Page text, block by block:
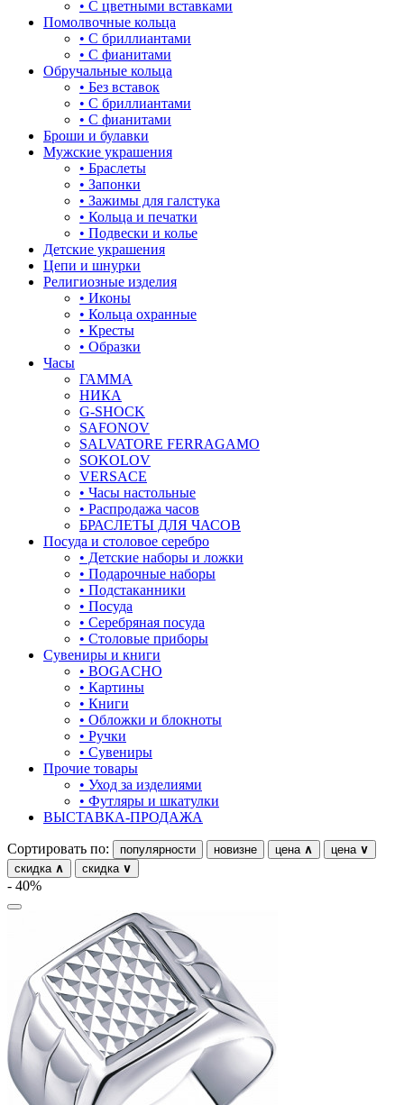
капля
квадрат (куб)
клевер
корона
кошки
круг (шар)
крылья и перья
листья
ловец снов
лошадки и единороги
лягушки
медведь
музыка
мышки
обереги
один камень
под гравировку
подкова
предметы
прямоугольник
птицы
ремни
ромб
самолёт
сердце
слова
слоны
собаки
• С цветными вставками
Помолвочные кольца
• С бриллиантами
• С фианитами
Обручальные кольца
• Без вставок
• С бриллиантами
• С фианитами
Броши и булавки
Мужские украшения
• Браслеты
• Запонки
• Зажимы для галстука
• Кольца и печатки
• Подвески и колье
Детские украшения
Цепи и шнурки
Религиозные изделия
• Иконы
• Кольца охранные
• Кресты
• Образки
Часы
ГАММА
НИКА
G-SHOCK
SAFONOV
SALVATORE FERRAGAMO
SOKOLOV
VERSACE
• Часы настольные
• Распродажа часов
БРАСЛЕТЫ ДЛЯ ЧАСОВ
Посуда и столовое серебро
• Детские наборы и ложки
• Подарочные наборы
• Подстаканники
• Посуда
• Серебряная посуда
• Столовые приборы
Сувениры и книги
• BOGACHO
• Картины
• Книги
• Обложки и блокноты
• Ручки
• Сувениры
Прочие товары
• Уход за изделиями
• Футляры и шкатулки
ВЫСТАВКА-ПРОДАЖА
Сортировать по: популярности новизне цена ∧ цена ∨
скидка ∧ скидка ∨
- 40%